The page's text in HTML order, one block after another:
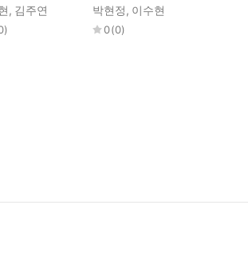
, 김주연
)
박현정, 이수현
0(0)